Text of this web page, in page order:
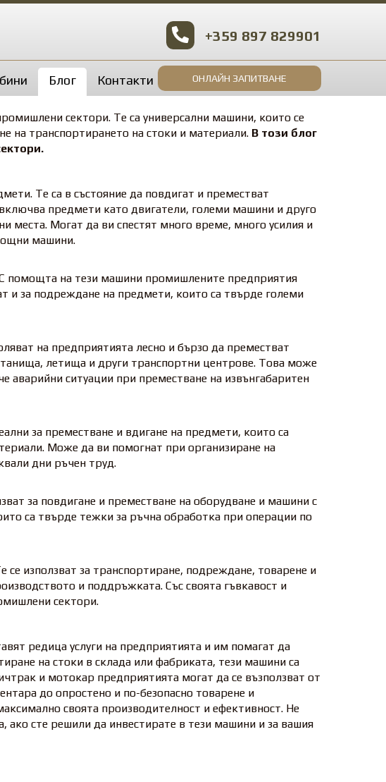
+359 897 829901
Блог Контакти ОНЛАЙН ЗАПИТВАНЕ
сектори. Те са универсални машини, които се
на транспортирането на стоки и материали. В този блог
Те са в състояние да повдигат и преместват
предмети като двигатели, големи машини и друго
места. Могат да ви спестят много време, много усилия и
машини.
помощта на тези машини промишлените предприятия
и за подреждане на предмети, които са твърде големи
на предприятията лесно и бързо да преместват
летища и други транспортни центрове. Това може
ситуации при преместване на извънгабаритен
за преместване и вдигане на предмети, които са
Може да ви помогнат при организиране на
дни ръчен труд.
за повдигане и преместване на оборудване и машини с
са твърде тежки за ръчна обработка при операции по
използват за транспортиране, подреждане, товарене и
и поддръжката. Със своята гъвкавост и
сектори.
редица услуги на предприятията и им помагат да
на стоки в склада или фабриката, тези машини са
и мотокар предприятията могат да се възползват от
до опростено и по-безопасно товарене и
своята производителност и ефективност. Не
ако сте решили да инвестирате в тези машини и за вашия